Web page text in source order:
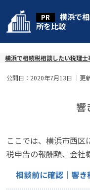
横浜で
所を比較
横浜で相続税相談したい税理
公開日： 2020年7月13日 ｜更
響
ここでは、横浜市西
税申告の報酬額、会社
相談前に確認｜響